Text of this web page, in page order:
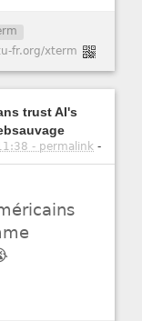
fr.org/xterm
trust AI's
- permalink -